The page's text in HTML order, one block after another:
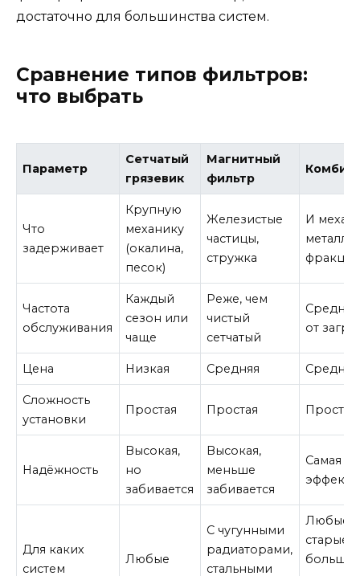
достаточно для большинства систем.
Сравнение типов фильтров:
что выбрать
Параметр
Сетчатый
грязевик
Магнитный
фильтр
Что
задерживает
Крупную
механику
(окалина,
песок)
Железистые
частицы,
стружка
И
Частота
обслуживания
Каждый
сезон или
чаще
Реже, чем
чистый
сетчатый
от
Цена Низкая Средняя
Сложность
установки
Простая Простая Простая
Надёжность
Высокая,
но
забивается
Высокая,
меньше
забивается
Самая
Для каких
систем
Любые
С чугунными
радиаторами,
стальными
Любые,
старые